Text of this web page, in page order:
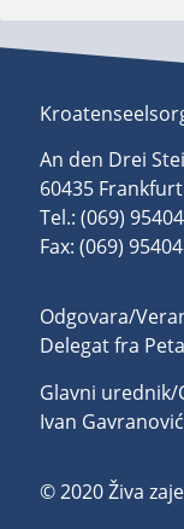
An den Drei
60435
Tel.: (069)
Fax: (069)
Odgovara/
Delegat fra
Glavni
Ivan Gavranović
© 2020 Živa